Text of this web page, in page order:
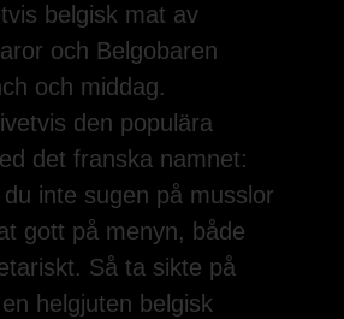
belgisk mat av
och Belgobaren
och middag.
den populära
det franska namnet:
inte sugen på musslor
gott på menyn, både
Så ta sikte på
helgjuten belgisk